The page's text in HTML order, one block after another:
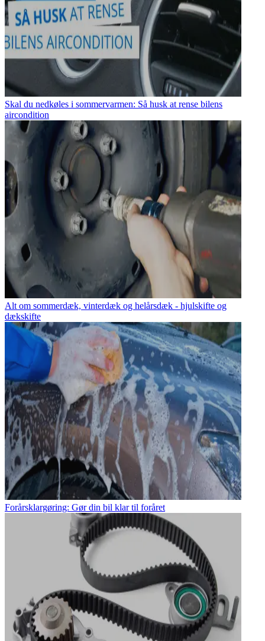
Skal du nedkøles i sommervarmen: Så husk at rense bilens
aircondition
Alt om sommerdæk, vinterdæk og helårsdæk - hjulskifte og
dækskifte
Forårsklargøring: Gør din bil klar til foråret